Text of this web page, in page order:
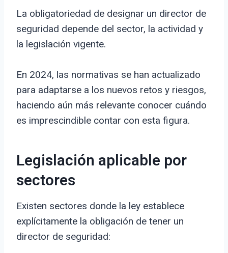
La obligatoriedad de designar un director de
seguridad depende del sector, la actividad y
la legislación vigente.
En 2024, las normativas se han actualizado
para adaptarse a los nuevos retos y riesgos,
haciendo aún más relevante conocer cuándo
es imprescindible contar con esta figura.
Legislación aplicable por
sectores
Existen sectores donde la ley establece
explícitamente la obligación de tener un
director de seguridad: